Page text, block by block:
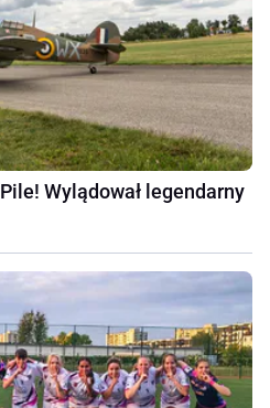
Wylądował legendarny